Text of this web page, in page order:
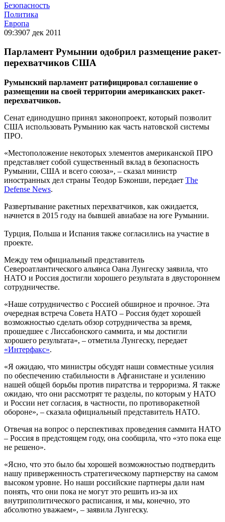
Безопасность
Политика
Европа
09:3907 дек 2011
Парламент Румынии одобрил размещение ракет-
перехватчиков США
Румынский парламент ратифицировал соглашение о
размещении на своей территории американских ракет-
перехватчиков.
Сенат единодушно принял законопроект, который позволит
США использовать Румынию как часть натовской системы
ПРО.
«Местоположение некоторых элементов американской ПРО
представляет собой существенный вклад в безопасность
Румынии, США и всего союза», – сказал министр
иностранных дел страны Теодор Бэконши, передает The
Defense News.
Развертывание ракетных перехватчиков, как ожидается,
начнется в 2015 году на бывшей авиабазе на юге Румынии.
Турция, Польша и Испания также согласились на участие в
проекте.
Между тем официальный представитель
Североатлантического альянса Оана Лунгеску заявила, что
НАТО и Россия достигли хорошего результата в двустороннем
сотрудничестве.
«Наше сотрудничество с Россией обширное и прочное. Эта
очередная встреча Совета НАТО – Россия будет хорошей
возможностью сделать обзор сотрудничества за время,
прошедшее с Лиссабонского саммита, и мы достигли
хорошего результата», – отметила Лунгеску, передает
«Интерфакс».
«Я ожидаю, что министры обсудят наши совместные усилия
по обеспечению стабильности в Афганистане и усилению
нашей общей борьбы против пиратства и терроризма. Я также
ожидаю, что они рассмотрят те разделы, по которым у НАТО
и России нет согласия, в частности, по противоракетной
обороне», – сказала официальный представитель НАТО.
Отвечая на вопрос о перспективах проведения саммита НАТО
– Россия в предстоящем году, она сообщила, что «это пока еще
не решено».
«Ясно, что это было бы хорошей возможностью подтвердить
нашу приверженность стратегическому партнерству на самом
высоком уровне. Но наши российские партнеры дали нам
понять, что они пока не могут это решить из-за их
внутриполитического расписания, и мы, конечно, это
абсолютно уважаем», – заявила Лунгеску.